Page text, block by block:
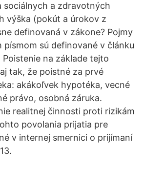
sociálnych a zdravotných
výška (pokút a úrokov z
definovaná v zákone? Pojmy
písmom sú definované v článku
Poistenie na základe tejto
tak, že poistné za prvé
akákoľvek hypotéka, vecné
právo, osobná záruka.
realitnej činnosti proti rizikám
povolania prijatia pre
v internej smernici o prijímaní